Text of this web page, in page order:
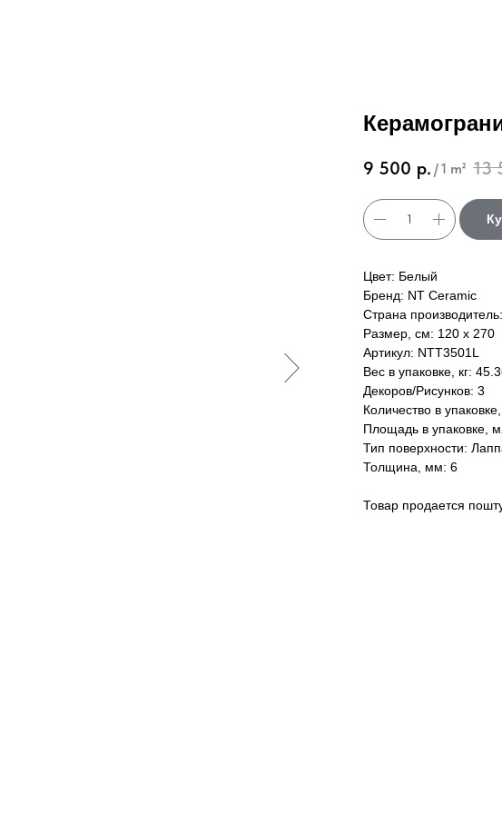
9 500 р. /1 m² 13
Цвет: Белый
Бренд: NT Ceramic
Страна
Размер, см: 120 х 270
Артикул: NTT3501L
Вес в упаковке, кг:
Декоров/Рисунков: 3
Количество в
Площадь в упаковке,
Тип поверхности:
Толщина, мм: 6
Товар продается